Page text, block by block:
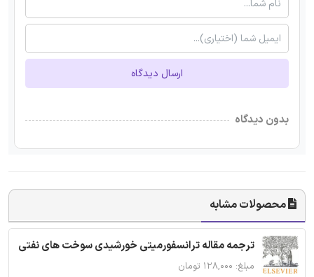
ارسال دیدگاه
بدون دیدگاه
محصولات مشابه
ترجمه مقاله ترانسفورمیتی خورشیدی سوخت های نفتی
مبلغ: ۱۲۸,۰۰۰ تومان